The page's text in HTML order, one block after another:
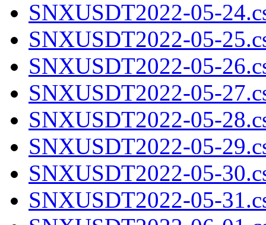
SNXUSDT2022-05-
SNXUSDT2022-05-
SNXUSDT2022-05-
SNXUSDT2022-05-
SNXUSDT2022-05-
SNXUSDT2022-05-
SNXUSDT2022-05-
SNXUSDT2022-05-